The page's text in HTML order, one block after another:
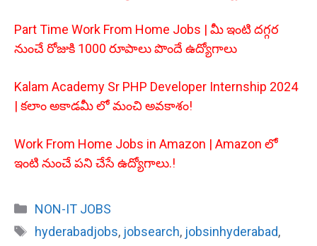
Part Time Work From Home Jobs | మీ ఇంటి దగ్గర
నుంచే రోజుకి 1000 రూపాలు పొందే ఉద్యోగాలు
Kalam Academy Sr PHP Developer Internship 2024
| కలాం అకాడమీ లో మంచి అవకాశం!
Work From Home Jobs in Amazon | Amazon లో
ఇంటి నుంచే పని చేసే ఉద్యోగాలు.!
Categories
NON-IT JOBS
Tags
hyderabadjobs, jobsearch, jobsinhyderabad,